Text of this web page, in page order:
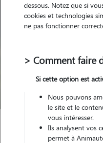
Pour
Trouver
Garde animaux France
dessous. Notez que si
cookies et technologies
ne pas fonctionner
> Comment faire
Si cette option est
Nous pouvons
le site et le
vous intéresser.
Ils analysent vos
permet à